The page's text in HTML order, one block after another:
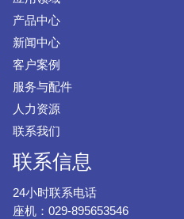
产品中心
新闻中心
客户案例
服务与配件
人力资源
联系我们
联系信息
24小时联系电话
座机：029-895653546